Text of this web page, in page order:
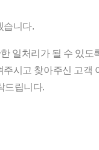
습니다.
일처리가 될 수 있도
시고 찾아주신 고객
드립니다.